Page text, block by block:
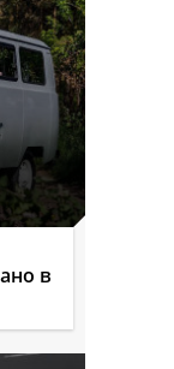
в